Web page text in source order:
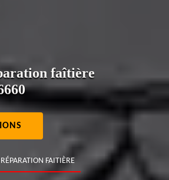
faîtière
FAITIÈRE